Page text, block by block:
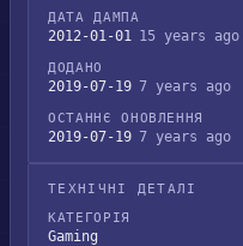
ДАТА ДАМПА
2012-01-01 15 years ago
ДОДАНО
2019-07-19 7 years ago
ОСТАННЄ ОНОВЛЕННЯ
2019-07-19 7 years ago
ТЕХНІЧНІ ДЕТАЛІ
КАТЕГОРІЯ
Gaming